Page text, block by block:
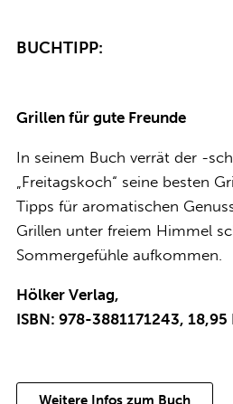
BUCHTIPP:
Grillen für gute Freunde
In seinem Buch verrät der -
„Freitagskoch“ seine besten
Tipps für aromatischen
Grillen unter freiem Himmel
Sommergefühle aufkommen.
Hölker Verlag,
ISBN: 978-3881171243, 18,95
Weitere Infos zum Buch